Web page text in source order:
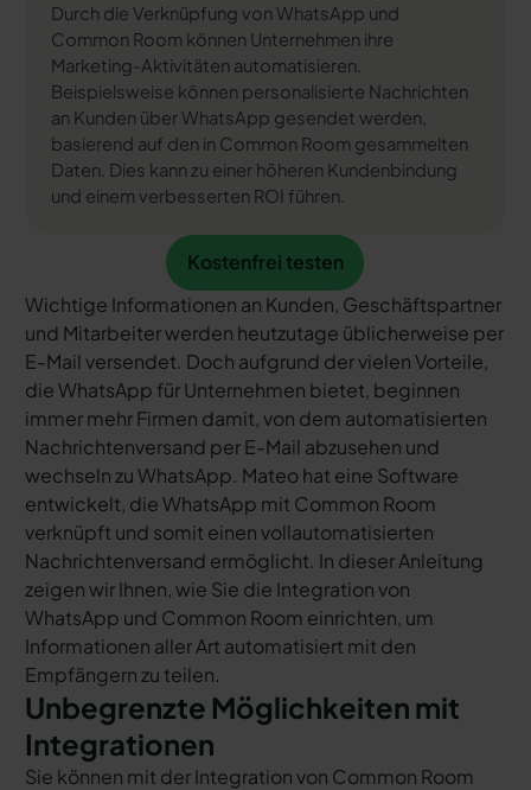
Durch die Verknüpfung von WhatsApp und
Common Room können Unternehmen ihre
Marketing-Aktivitäten automatisieren.
Beispielsweise können personalisierte Nachrichten
an Kunden über WhatsApp gesendet werden,
basierend auf den in Common Room gesammelten
Daten. Dies kann zu einer höheren Kundenbindung
und einem verbesserten ROI führen.
Kostenfrei testen
Kostenfrei testen
Wichtige Informationen an Kunden, Geschäftspartner
und Mitarbeiter werden heutzutage üblicherweise per
E-Mail versendet. Doch aufgrund der vielen Vorteile,
die WhatsApp für Unternehmen bietet, beginnen
immer mehr Firmen damit, von dem automatisierten
Nachrichtenversand per E-Mail abzusehen und
wechseln zu WhatsApp. Mateo hat eine Software
entwickelt, die WhatsApp mit Common Room
verknüpft und somit einen vollautomatisierten
Nachrichtenversand ermöglicht. In dieser Anleitung
zeigen wir Ihnen, wie Sie die Integration von
WhatsApp und Common Room einrichten, um
Informationen aller Art automatisiert mit den
Empfängern zu teilen.
Unbegrenzte Möglichkeiten mit
Integrationen
Sie können mit der Integration von Common Room